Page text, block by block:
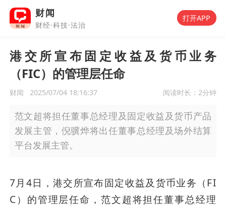
财闻
财经·科技·法治
打开APP
港交所宣布固定收益及货币业务
（FIC）的管理层任命
财闻 2025/07/04 18:16:37 阅读时长： 2分钟
范文超将担任董事总经理及固定收益及货币产品
发展主管，倪骥烨将出任董事总经理及场外结算
平台发展主管。
7月4日，港交所宣布固定收益及货币业务（FI
C）的管理层任命，范文超将担任董事总经理